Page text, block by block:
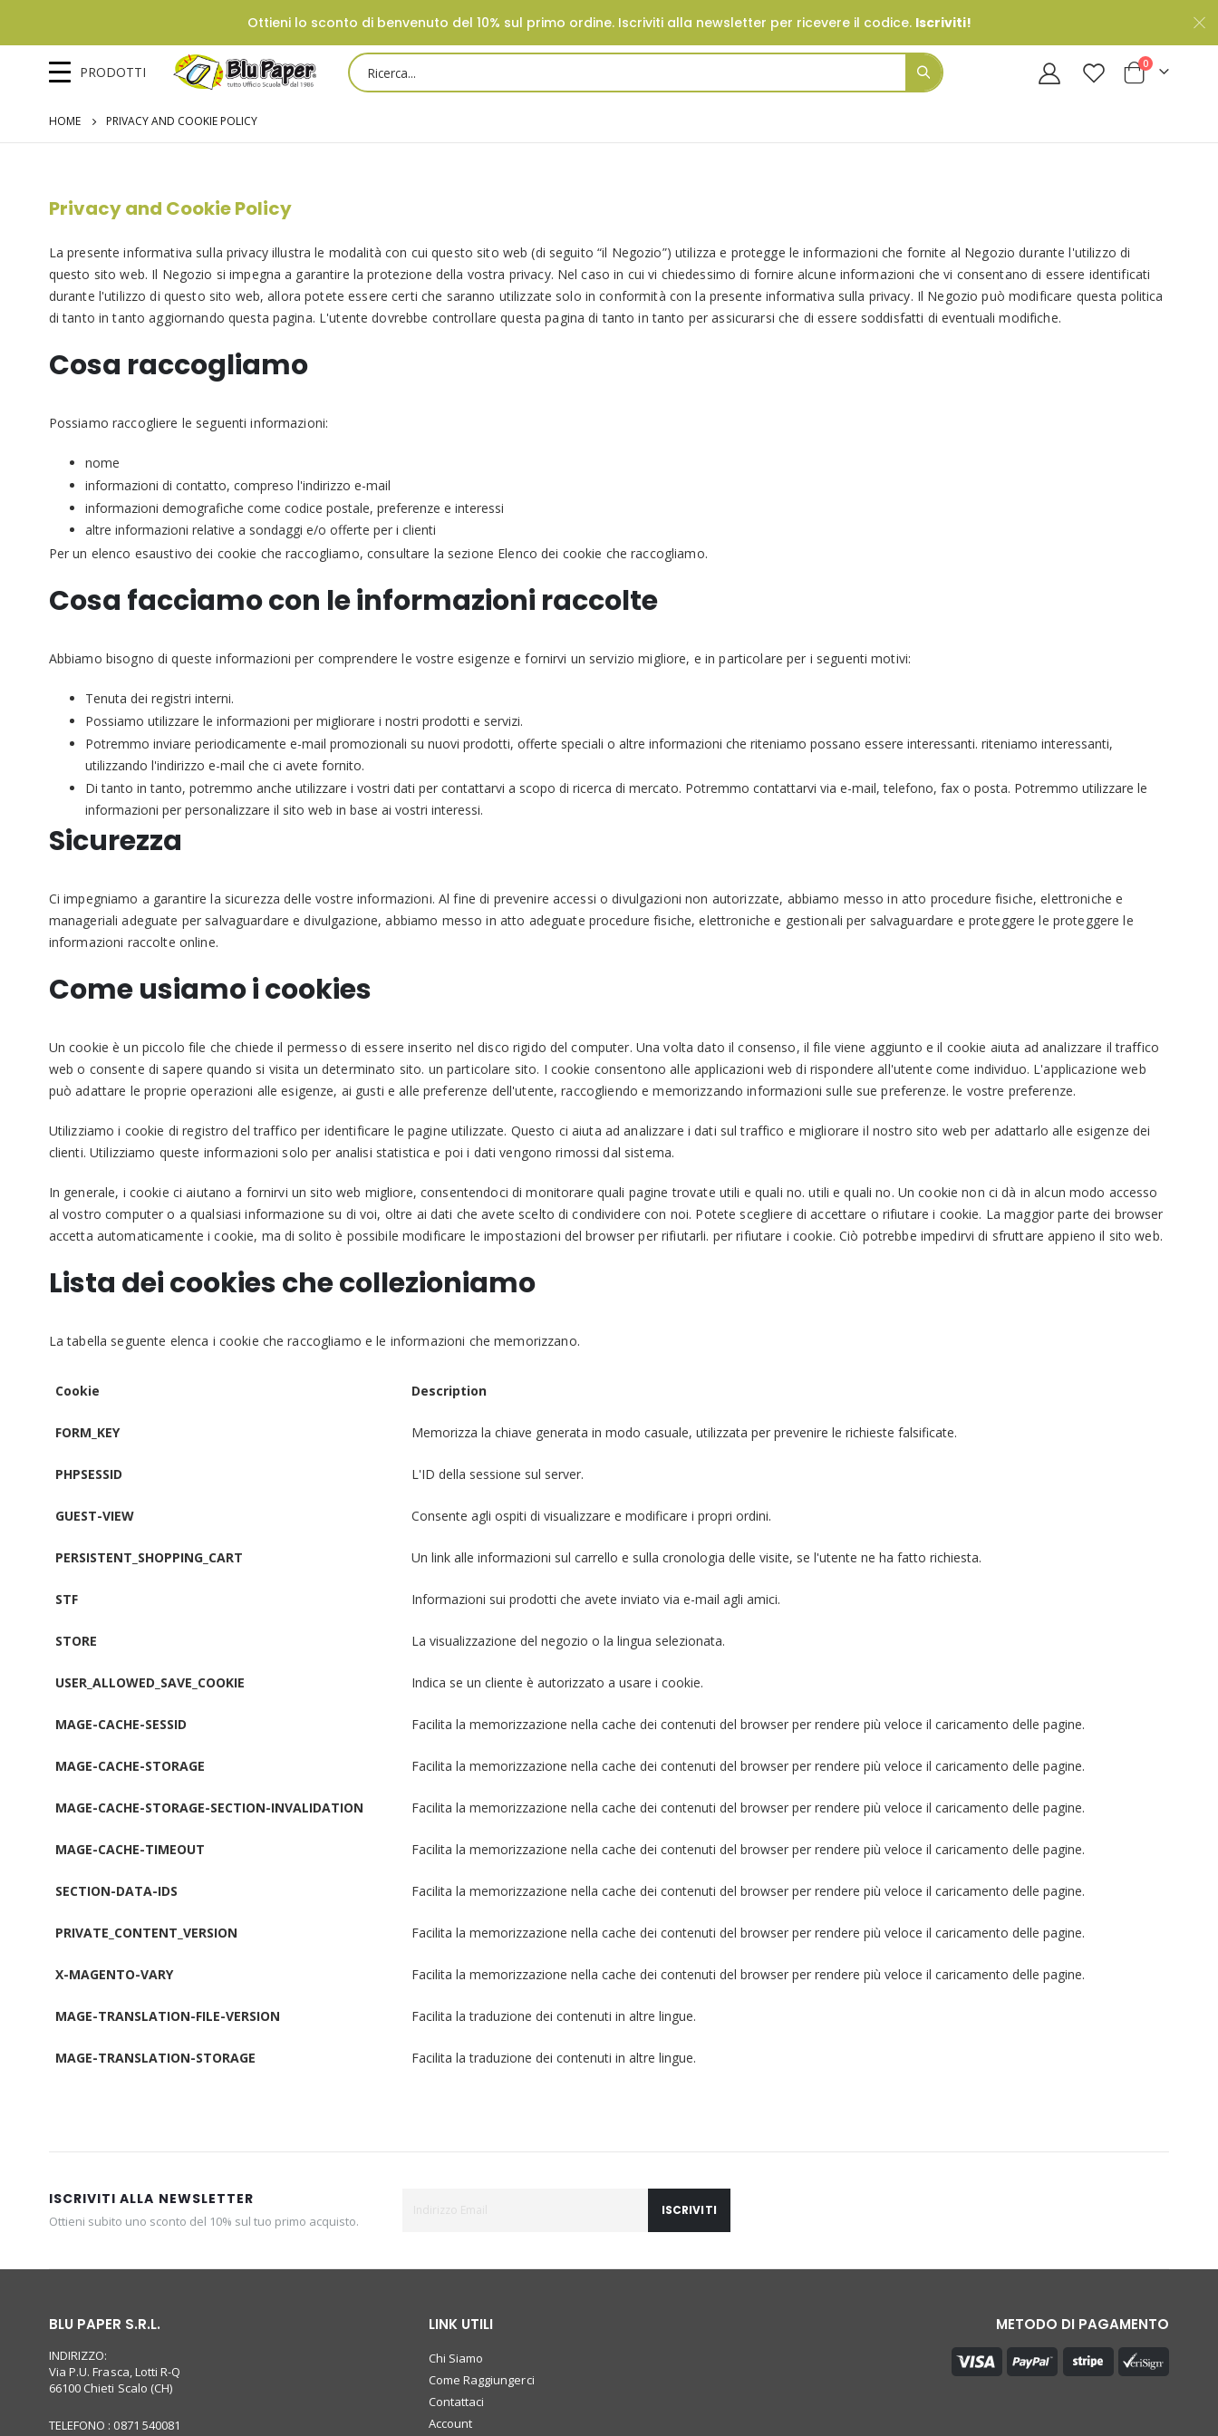
Ottieni lo sconto di benvenuto del 10% sul primo ordine. Iscriviti alla newsletter per ricevere il codice. Iscriviti!
PRODOTTI
Cart
0Prodotti
HOME PRIVACY AND COOKIE POLICY
Privacy and Cookie Policy
La presente informativa sulla privacy illustra le modalità con cui questo sito web (di seguito “il Negozio”) utilizza e protegge le informazioni che fornite al Negozio durante l'utilizzo di
questo sito web. Il Negozio si impegna a garantire la protezione della vostra privacy. Nel caso in cui vi chiedessimo di fornire alcune informazioni che vi consentano di essere identificati
durante l'utilizzo di questo sito web, allora potete essere certi che saranno utilizzate solo in conformità con la presente informativa sulla privacy. Il Negozio può modificare questa politica
di tanto in tanto aggiornando questa pagina. L'utente dovrebbe controllare questa pagina di tanto in tanto per assicurarsi che di essere soddisfatti di eventuali modifiche.
Cosa raccogliamo
Possiamo raccogliere le seguenti informazioni:
nome
informazioni di contatto, compreso l'indirizzo e-mail
informazioni demografiche come codice postale, preferenze e interessi
altre informazioni relative a sondaggi e/o offerte per i clienti
Per un elenco esaustivo dei cookie che raccogliamo, consultare la sezione Elenco dei cookie che raccogliamo.
Cosa facciamo con le informazioni raccolte
Abbiamo bisogno di queste informazioni per comprendere le vostre esigenze e fornirvi un servizio migliore, e in particolare per i seguenti motivi:
Tenuta dei registri interni.
Possiamo utilizzare le informazioni per migliorare i nostri prodotti e servizi.
Potremmo inviare periodicamente e-mail promozionali su nuovi prodotti, offerte speciali o altre informazioni che riteniamo possano essere interessanti. riteniamo interessanti,
utilizzando l'indirizzo e-mail che ci avete fornito.
Di tanto in tanto, potremmo anche utilizzare i vostri dati per contattarvi a scopo di ricerca di mercato. Potremmo contattarvi via e-mail, telefono, fax o posta. Potremmo utilizzare le
informazioni per personalizzare il sito web in base ai vostri interessi.
Sicurezza
Ci impegniamo a garantire la sicurezza delle vostre informazioni. Al fine di prevenire accessi o divulgazioni non autorizzate, abbiamo messo in atto procedure fisiche, elettroniche e
manageriali adeguate per salvaguardare e divulgazione, abbiamo messo in atto adeguate procedure fisiche, elettroniche e gestionali per salvaguardare e proteggere le proteggere le
informazioni raccolte online.
Come usiamo i cookies
Un cookie è un piccolo file che chiede il permesso di essere inserito nel disco rigido del computer. Una volta dato il consenso, il file viene aggiunto e il cookie aiuta ad analizzare il traffico
web o consente di sapere quando si visita un determinato sito. un particolare sito. I cookie consentono alle applicazioni web di rispondere all'utente come individuo. L'applicazione web
può adattare le proprie operazioni alle esigenze, ai gusti e alle preferenze dell'utente, raccogliendo e memorizzando informazioni sulle sue preferenze. le vostre preferenze.
Utilizziamo i cookie di registro del traffico per identificare le pagine utilizzate. Questo ci aiuta ad analizzare i dati sul traffico e migliorare il nostro sito web per adattarlo alle esigenze dei
clienti. Utilizziamo queste informazioni solo per analisi statistica e poi i dati vengono rimossi dal sistema.
In generale, i cookie ci aiutano a fornirvi un sito web migliore, consentendoci di monitorare quali pagine trovate utili e quali no. utili e quali no. Un cookie non ci dà in alcun modo accesso
al vostro computer o a qualsiasi informazione su di voi, oltre ai dati che avete scelto di condividere con noi. Potete scegliere di accettare o rifiutare i cookie. La maggior parte dei browser
accetta automaticamente i cookie, ma di solito è possibile modificare le impostazioni del browser per rifiutarli. per rifiutare i cookie. Ciò potrebbe impedirvi di sfruttare appieno il sito web.
Lista dei cookies che collezioniamo
La tabella seguente elenca i cookie che raccogliamo e le informazioni che memorizzano.
Cookie Description
FORM_KEY Memorizza la chiave generata in modo casuale, utilizzata per prevenire le richieste falsificate.
PHPSESSID L'ID della sessione sul server.
GUEST-VIEW Consente agli ospiti di visualizzare e modificare i propri ordini.
PERSISTENT_SHOPPING_CART Un link alle informazioni sul carrello e sulla cronologia delle visite, se l'utente ne ha fatto richiesta.
STF Informazioni sui prodotti che avete inviato via e-mail agli amici.
STORE La visualizzazione del negozio o la lingua selezionata.
USER_ALLOWED_SAVE_COOKIE Indica se un cliente è autorizzato a usare i cookie.
MAGE-CACHE-SESSID Facilita la memorizzazione nella cache dei contenuti del browser per rendere più veloce il caricamento delle pagine.
MAGE-CACHE-STORAGE Facilita la memorizzazione nella cache dei contenuti del browser per rendere più veloce il caricamento delle pagine.
MAGE-CACHE-STORAGE-SECTION-INVALIDATION Facilita la memorizzazione nella cache dei contenuti del browser per rendere più veloce il caricamento delle pagine.
MAGE-CACHE-TIMEOUT Facilita la memorizzazione nella cache dei contenuti del browser per rendere più veloce il caricamento delle pagine.
SECTION-DATA-IDS Facilita la memorizzazione nella cache dei contenuti del browser per rendere più veloce il caricamento delle pagine.
PRIVATE_CONTENT_VERSION Facilita la memorizzazione nella cache dei contenuti del browser per rendere più veloce il caricamento delle pagine.
X-MAGENTO-VARY Facilita la memorizzazione nella cache dei contenuti del browser per rendere più veloce il caricamento delle pagine.
MAGE-TRANSLATION-FILE-VERSION Facilita la traduzione dei contenuti in altre lingue.
MAGE-TRANSLATION-STORAGE Facilita la traduzione dei contenuti in altre lingue.
ISCRIVITI ALLA NEWSLETTER
Ottieni subito uno sconto del 10% sul tuo primo acquisto.
ISCRIVITI
BLU PAPER S.R.L.
INDIRIZZO:
Via P.U. Frasca, Lotti R-Q
66100 Chieti Scalo (CH)
TELEFONO : 0871 540081
LINK UTILI
Chi Siamo
Come Raggiungerci
Contattaci
Account
METODO DI PAGAMENTO